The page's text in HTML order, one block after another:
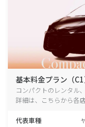
基本料金プラン（C1
コンパクトのレンタル
詳細は、こちらから各
代表車種